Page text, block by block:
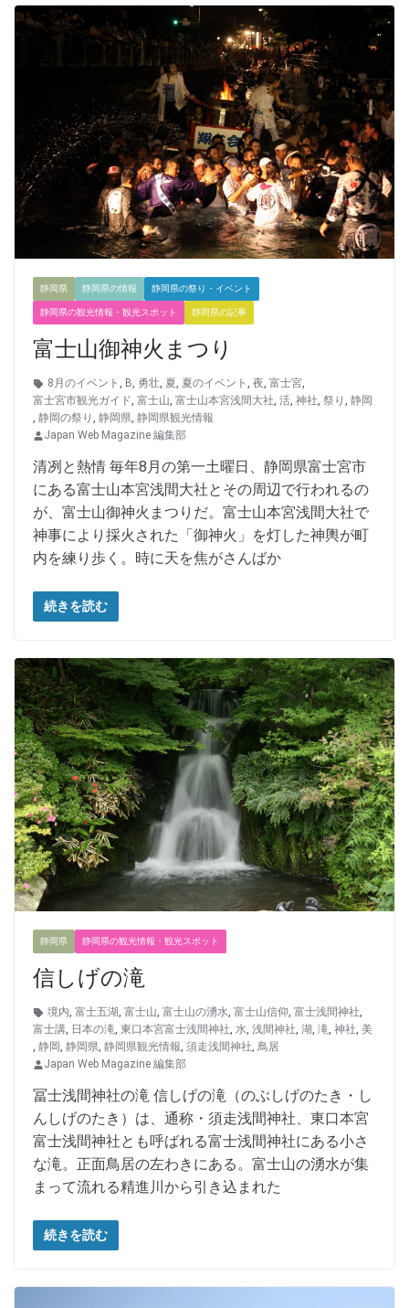
静岡県 静岡県の情報 静岡県の祭り・イベント
静岡県の観光情報・観光スポット 静岡県の記事
富士山御神火まつり
8月のイベント , B, 勇壮, 夏, 夏のイベント , 夜, 富士宮,
富士宮市観光ガイド, 富士山, 富士山本宮浅間大社, 活, 神社, 祭り , 静岡
, 静岡の祭り , 静岡県, 静岡県観光情報
Japan Web Magazine 編集部
清冽と熱情 毎年8月の第一土曜日、静岡県富士宮市
にある富士山本宮浅間大社とその周辺で行われるの
が、富士山御神火まつりだ。富士山本宮浅間大社で
神事により採火された「御神火」を灯した神輿が町
内を練り歩く。時に天を焦がさんばか
続きを読む
静岡県 静岡県の観光情報・観光スポット
信しげの滝
境内, 富士五湖, 富士山, 富士山の湧水, 富士山信仰, 富士浅間神社,
富士講, 日本の滝, 東口本宮富士浅間神社, 水, 浅間神社, 湖, 滝, 神社, 美
, 静岡, 静岡県, 静岡県観光情報, 須走浅間神社, 鳥居
Japan Web Magazine 編集部
冨士浅間神社の滝 信しげの滝（のぶしげのたき・し
んしげのたき）は、通称・須走浅間神社、東口本宮
富士浅間神社とも呼ばれる富士浅間神社にある小さ
な滝。正面鳥居の左わきにある。富士山の湧水が集
まって流れる精進川から引き込まれた
続きを読む